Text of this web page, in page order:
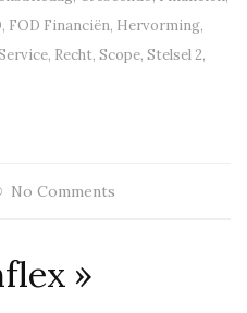
, FOD Financiën, Hervorming,
, Recht, Scope, Stelsel 2,
No Comments
»